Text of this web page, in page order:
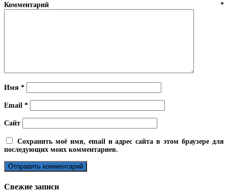
Комментарий *
Имя *
Email *
Сайт
Сохранить моё имя, email и адрес сайта в этом браузере для
последующих моих комментариев.
Свежие записи